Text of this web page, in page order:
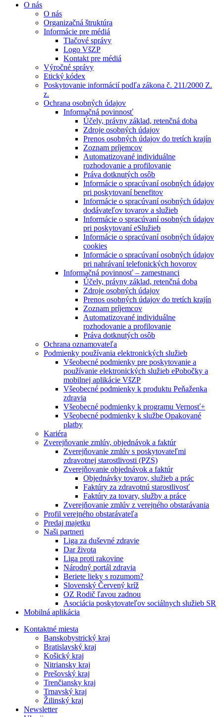
O nás
O nás
Organizačná štruktúra
Informácie pre médiá
Tlačové správy
Logo VšZP
Kontakt pre médiá
Výročné správy
Etický kódex
Poskytovanie informácií podľa zákona č. 211/2000 Z.
z.
Ochrana osobných údajov
Informačná povinnosť
Účely, právny základ, retenčná doba
Zdroje osobných údajov
Prenos osobných údajov do tretích krajín
Zoznam príjemcov
Automatizované individuálne
rozhodovanie a profilovanie
Práva dotknutých osôb
Informácie o spracúvaní osobných údajov
pri poskytovaní benefitov
Informácie o spracúvaní osobných údajov
dodávateľov tovarov a služieb
Informácie o spracúvaní osobných údajov
pri poskytovaní eSlužieb
Informácie o spracúvaní osobných údajov
cookies
Informácie o spracúvaní osobných údajov
pri nahrávaní telefonických hovorov
Informačná povinnosť – zamestnanci
Účely, právny základ, retenčná doba
Zdroje osobných údajov
Prenos osobných údajov do tretích krajín
Zoznam príjemcov
Automatizované individuálne
rozhodovanie a profilovanie
Práva dotknutých osôb
Ochrana oznamovateľa
Podmienky používania elektronických služieb
Všeobecné podmienky pre poskytovanie a
používanie elektronických služieb ePobočky a
mobilnej aplikácie VšZP
Všeobecné podmienky k produktu Peňaženka
zdravia
Všeobecné podmienky k programu Vernosť+
Všeobecné podmienky k službe Opakované
platby
Kariéra
Zverejňovanie zmlúv, objednávok a faktúr
Zverejňovanie zmlúv s poskytovateľmi
zdravotnej starostlivosti (PZS)
Zverejňovanie objednávok a faktúr
Objednávky tovarov, služieb a prác
Faktúry za zdravotnú starostlivosť
Faktúry za tovary, služby a práce
Zverejňovanie zmlúv z verejného obstarávania
Profil verejného obstarávateľa
Predaj majetku
Naši partneri
Liga za duševné zdravie
Dar života
Liga proti rakovine
Národný portál zdravia
Beriete lieky s rozumom?
Slovenský Červený kríž
OZ Rodič ľavou zadnou
Asociácia poskytovateľov sociálnych služieb SR
Mobilná aplikácia
Kontaktné miesta
Banskobystrický kraj
Bratislavský kraj
Košický kraj
Nitriansky kraj
Prešovský kraj
Trenčiansky kraj
Trnavský kraj
Žilinský kraj
Newsletter